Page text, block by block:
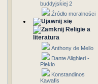
buddyjskiej 2
Źródło moralności
Religie a
literatura
Anthony de Mello
Dante Alighieri -
Piekło
Konstandinos
Kawafis